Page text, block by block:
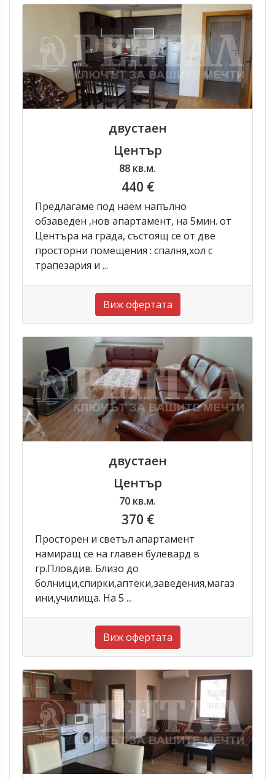
двустаен
Център
88 кв.м.
440 €
Предлагаме под наем напълно
обзаведен ,нов апартамент, на 5мин. от
Центъра на града, състоящ се от две
просторни помещения : спалня,хол с
трапезария и ...
Виж офертата
двустаен
Център
70 кв.м.
370 €
Просторен и светъл апартамент
намиращ се на главен булевард в
гр.Пловдив. Близо до
болници,спирки,аптеки,заведения,магаз
ини,училища. На 5 ...
Виж офертата